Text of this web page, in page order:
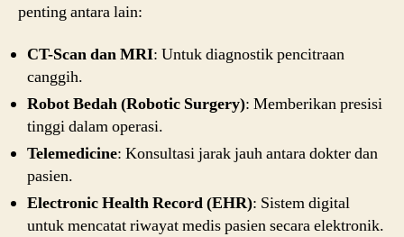
penting antara lain:
CT-Scan dan MRI: Untuk diagnostik pencitraan
canggih.
Robot Bedah (Robotic Surgery): Memberikan presisi
tinggi dalam operasi.
Telemedicine: Konsultasi jarak jauh antara dokter dan
pasien.
Electronic Health Record (EHR): Sistem digital
untuk mencatat riwayat medis pasien secara elektronik.